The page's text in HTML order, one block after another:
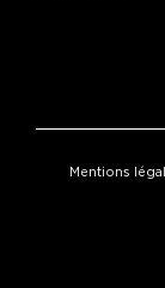
Mentions